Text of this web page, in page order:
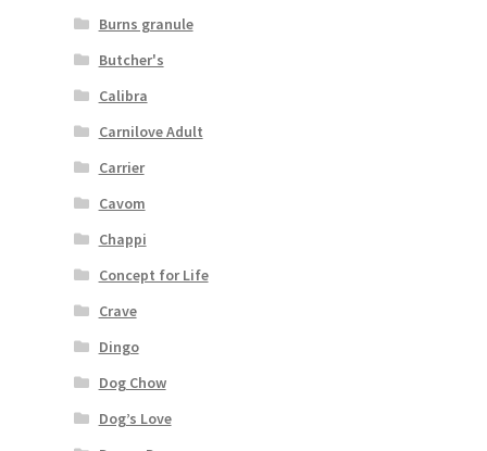
Burns granule
Butcher's
Calibra
Carnilove Adult
Carrier
Cavom
Chappi
Concept for Life
Crave
Dingo
Dog Chow
Dog’s Love